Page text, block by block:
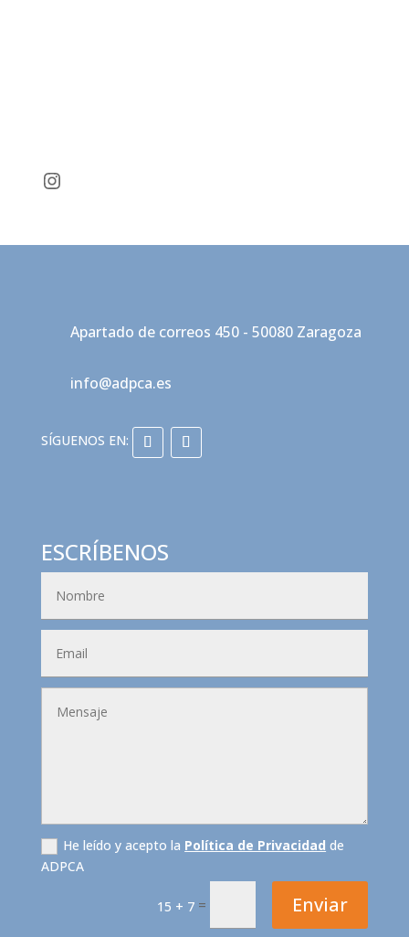
Instagram
Apartado de correos 450 - 50080 Zaragoza
info@adpca.es
ESCRÍBENOS
He leído y acepto la Política de Privacidad de
ADPCA
15 + 7 = Enviar